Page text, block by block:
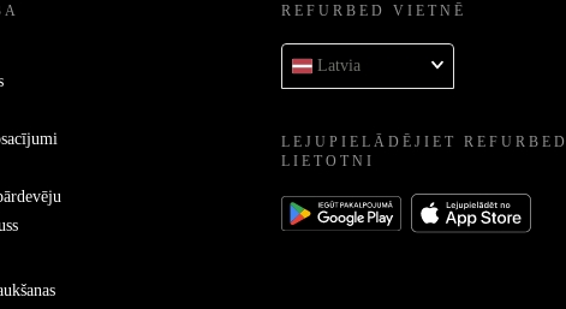
REFURBED VIETNĒ
Latvia
LEJUPIELĀDĒJIET REFURBED
LIETOTNI